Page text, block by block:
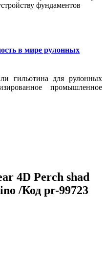
фундаментов
в мире рулонных
гильотина для рулонных
промышленное
4D Perch shad
/Код pr-99723